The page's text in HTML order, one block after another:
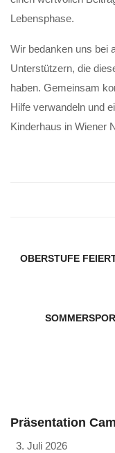
Lebensphase.
Wir bedanken uns bei
Unterstützern, die
haben. Gemeinsam
Hilfe verwandeln und
Kinderhaus in Wiener
OBERSTUFE
Präsentation
3. Juli 2026